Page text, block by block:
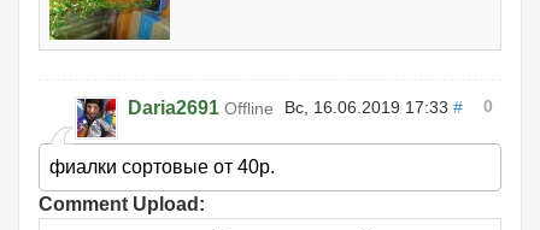
Daria2691 Offline Вс, 16.06.2019 17:33 # 0
фиалки сортовые от 40р.
Comment Upload: